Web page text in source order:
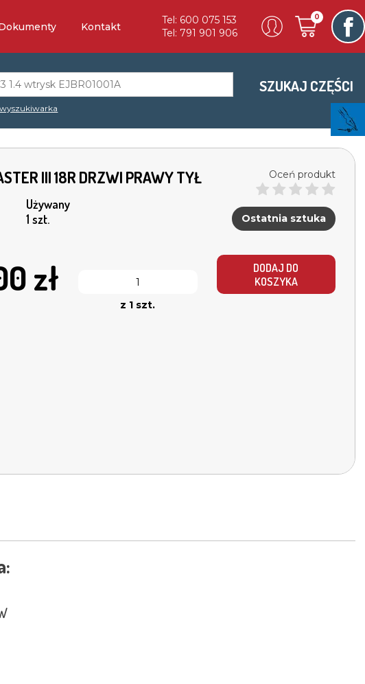
Kontakt
Tel: 600 075 153
Tel: 791 901 906
0
SZUKAJ CZĘŚCI
III 18R DRZWI PRAWY TYŁ
Używany
1 szt.
Oceń produkt
Ostatnia sztuka
zł
z 1 szt.
DODAJ DO
KOSZYKA